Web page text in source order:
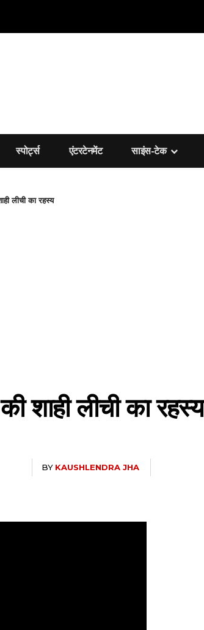
स्पोर्ट्स एंटरटेनमेंट साइंस-टेक
लीची का रहस्य
शाही लीची का रहस्य
BY KAUSHLENDRA JHA